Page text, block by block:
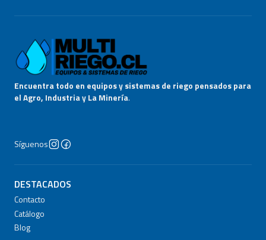
Encuentra todo en equipos y sistemas de riego pensados para
el Agro, Industria y La Minería.
Síguenos
DESTACADOS
Contacto
Catálogo
Blog